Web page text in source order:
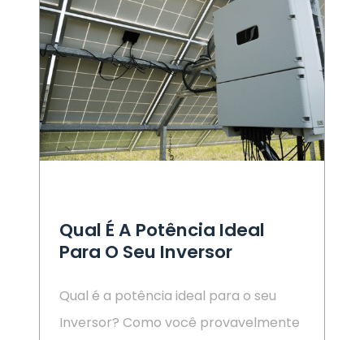
Qual É A Potência Ideal
Para O Seu Inversor
Qual é a potência ideal para o seu
Inversor? Como você provavelmente